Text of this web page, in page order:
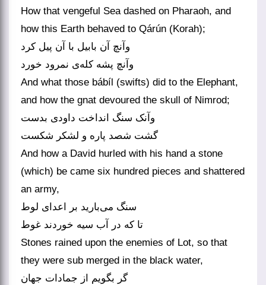
How that vengeful Sea dashed on Pharaoh, and
how this Earth behaved to Qárún (Korah);
وآنچ آن بابیل با آن پیل کرد
وآنچ پشه کله‌ی نمرود خورد
And what those bábíl (swifts) did to the Elephant,
and how the gnat devoured the skull of Nimrod;
وآنک سنگ انداخت داودی بدست
گشت شصد پاره و لشکر شکست
And how a David hurled with his hand a stone
(which) be came six hundred pieces and shattered
an army,
سنگ می‌بارید بر اعدای لوط
تا که در آب سیه خوردند غوط
Stones rained upon the enemies of Lot, so that
they were sub merged in the black water,
گر بگویم از جمادات جهان